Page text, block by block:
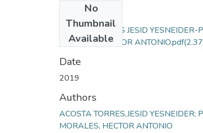
No
Thumbnail
Available
ACOSTA TORRES JESID YESNEIDER-
MORALES HECTOR ANTONIO.pdf
Date
2019
Authors
ACOSTA TORRES,JESID YESNEIDER;
MORALES, HECTOR ANTONIO